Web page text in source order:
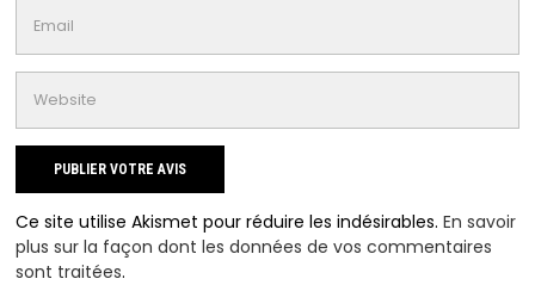
Ce site utilise Akismet pour réduire les indésirables.En savoir
plus sur la façon dont les données de vos commentaires
sont traitées.